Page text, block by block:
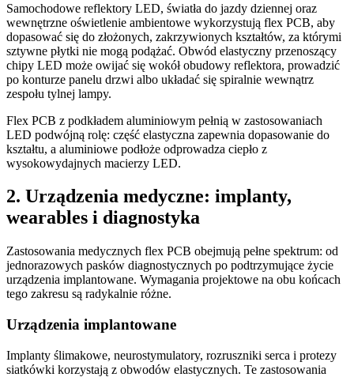
Samochodowe reflektory LED, światła do jazdy dziennej oraz
wewnętrzne oświetlenie ambientowe wykorzystują flex PCB, aby
dopasować się do złożonych, zakrzywionych kształtów, za którymi
sztywne płytki nie mogą podążać. Obwód elastyczny przenoszący
chipy LED może owijać się wokół obudowy reflektora, prowadzić
po konturze panelu drzwi albo układać się spiralnie wewnątrz
zespołu tylnej lampy.
Flex PCB z podkładem aluminiowym pełnią w zastosowaniach
LED podwójną rolę: część elastyczna zapewnia dopasowanie do
kształtu, a aluminiowe podłoże odprowadza ciepło z
wysokowydajnych macierzy LED.
2. Urządzenia medyczne: implanty,
wearables i diagnostyka
Zastosowania medycznych flex PCB obejmują pełne spektrum: od
jednorazowych pasków diagnostycznych po podtrzymujące życie
urządzenia implantowane. Wymagania projektowe na obu końcach
tego zakresu są radykalnie różne.
Urządzenia implantowane
Implanty ślimakowe, neurostymulatory, rozruszniki serca i protezy
siatkówki korzystają z obwodów elastycznych. Te zastosowania